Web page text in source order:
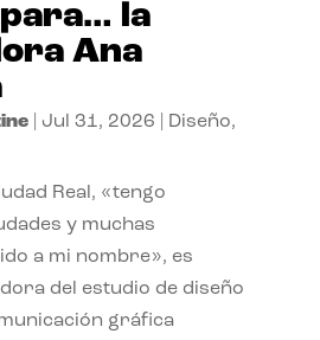
la
Ana
| Jul 31, 2026 Diseño,
Real, «tengo
y muchas
a mi nombre», es
del estudio de diseño
gráfica